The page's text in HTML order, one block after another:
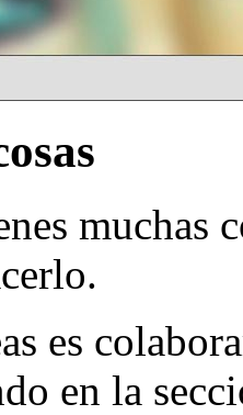
muchas
es
en la